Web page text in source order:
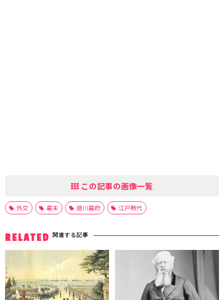
この記事の画像一覧
外交 幕末 徳川幕府 江戸時代
RELATED 関連する記事